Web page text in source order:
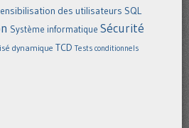
des utilisateurs SQL
Système informatique Sécurité
dynamique TCD Tests conditionnels